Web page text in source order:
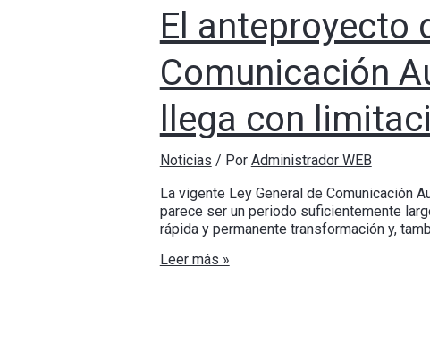
El anteproyecto
Comunicación
llega con
Noticias / Por Administrador WEB
La vigente Ley General de Comunicación
parece ser un periodo suficientemente
rápida y permanente transformación y,
Leer más »